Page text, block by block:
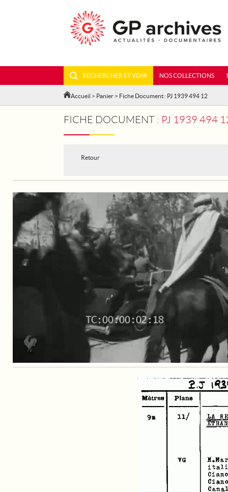
RECHERCHER ET VOIR NOS COLLECTIONS
Accueil > Panier > Fiche Document : PJ 1939 494 12
FICHE DOCUMENT : PJ 1939 494
Retour